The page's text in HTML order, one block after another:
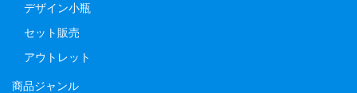
デザイン小瓶
セット販売
アウトレット
商品ジャンル